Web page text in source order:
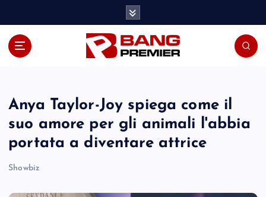
Anya Taylor-Joy spiega come il
suo amore per gli animali l'abbia
portata a diventare attrice
Showbiz